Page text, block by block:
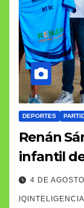
DEPORTES
Renán
infantil
4 DE